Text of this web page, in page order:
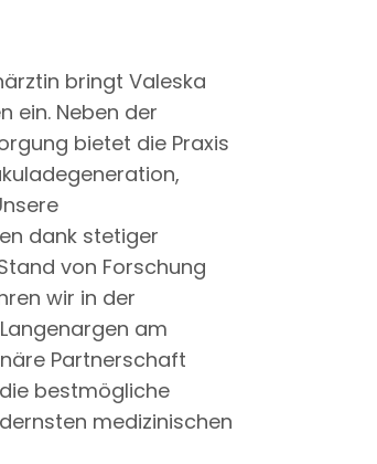
bringt Valeska
ein. Neben der
bietet die Praxis
dank stetiger
von Forschung
wir in der
am
Partnerschaft
bestmögliche
medizinischen